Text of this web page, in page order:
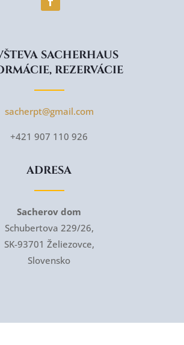
SACHERHAUS
REZERVÁCIE
sacherpt@gmail.com
+421 907 110 926
ADRESA
Sacherov dom
Schubertova 229/26,
SK-93701 Želiezovce,
Slovensko